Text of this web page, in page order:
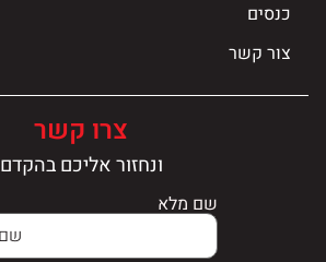
כנסים
צור קשר
צרו קשר
ונחזור אליכם בהקדם
שם מלא